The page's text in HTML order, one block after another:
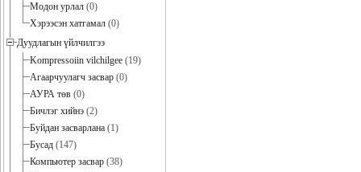
Модон урлал (0)
Хэрээсэн хатгамал (0)
Дуудлагын үйлчилгээ
Kompressoiin vilchilgee (19)
Агаарчуулагч засвар (0)
АУРА төв (0)
Бичлэг хийнэ (2)
Буйдан засварлана (1)
Бусад (147)
Компьютер засвар (38)